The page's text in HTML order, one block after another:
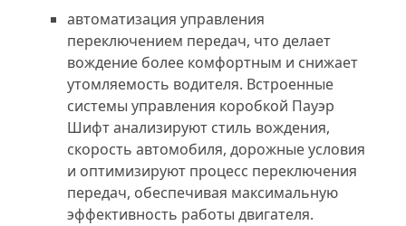
автоматизация управления
переключением передач, что делает
вождение более комфортным и снижает
утомляемость водителя. Встроенные
системы управления коробкой Пауэр
Шифт анализируют стиль вождения,
скорость автомобиля, дорожные условия
и оптимизируют процесс переключения
передач, обеспечивая максимальную
эффективность работы двигателя.